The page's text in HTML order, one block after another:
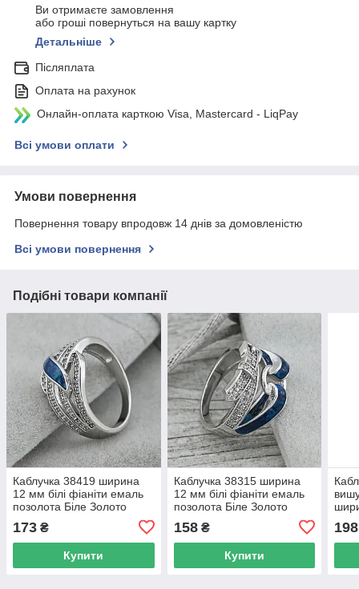
Ви отримаєте замовлення
або гроші повернуться на вашу картку
Детальніше
Післяплата
Оплата на рахунок
Онлайн-оплата карткою Visa, Mastercard - LiqPay
Всі умови оплати
Умови повернення
Повернення товару впродовж 14 днів за домовленістю
Всі умови повернення
Подібні товари компанії
Каблучка 38419 ширина
12 мм білі фіаніти емаль
позолота Біле Золото
173 ₴
Купити
Каблучка 38315 ширина
12 мм білі фіаніти емаль
позолота Біле Золото
158₴
Купити
198